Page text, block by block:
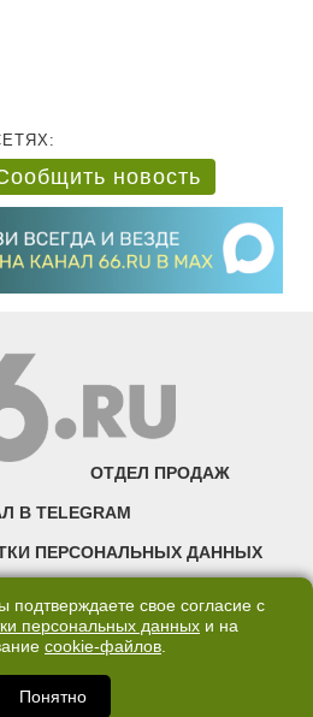
новость
ОТДЕЛ ПРОДАЖ
В TELEGRAM
ПЕРСОНАЛЬНЫХ ДАННЫХ
сообщение, доведение до всеобщего
издание «Современный портал
Федеральной службой по
подтверждаете свое согласие с
персональных данных и на
cookie-файлов.
Понятно